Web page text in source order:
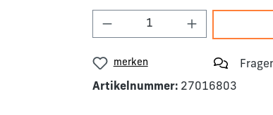
Produkt Anzahl: Gib
merken
Artikelnummer: 27016803